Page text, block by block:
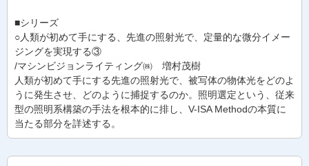
■シリーズ
○人類が初めて手にする、先進の照射光で、定量的な微分イメー
ジングを実現する③
/マシンビジョンライティング㈱ 増村茂樹
人類が初めて手にする先進の照射光で、被写体の物体光をどのよ
うに発生させ、どのように捕捉するのか。照明選定という、従来
型の照明系構築の手法を根本的に排し、V-ISA Methodの本質に
当たる部分を詳述する。